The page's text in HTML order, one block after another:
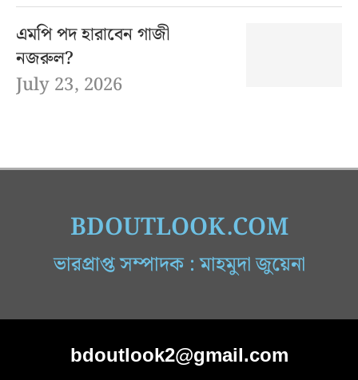
এমপি পদ হারাবেন গাজী
নজরুল?
July 23, 2026
BDOUTLOOK.COM
ভারপ্রাপ্ত সম্পাদক : মাহমুদা জুয়েনা
bdoutlook2@gmail.com